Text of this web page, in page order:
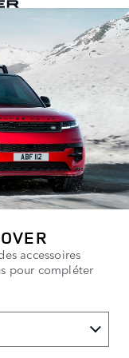
accessoires
pour compléter